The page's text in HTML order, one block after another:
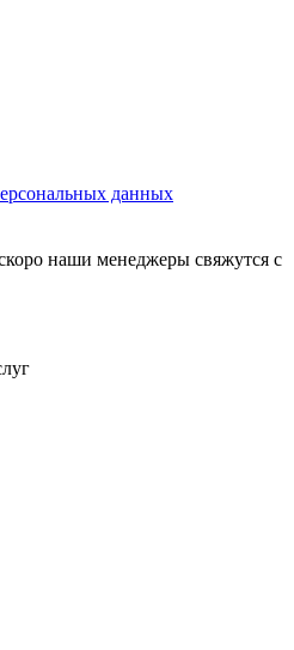
данных
наши менеджеры свяжутся с